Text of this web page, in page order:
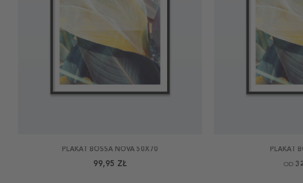
PLAKAT BOSSA NOVA 50X70
99,95 ZŁ
PLAKAT
OD